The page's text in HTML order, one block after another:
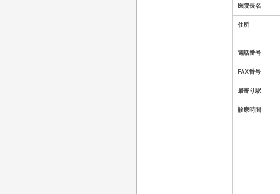
医院長名
住所
電話番号
FAX番号
最寄り駅
診療時間